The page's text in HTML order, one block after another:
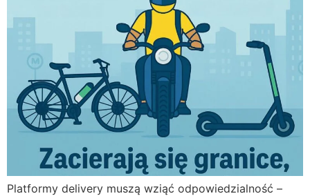
Platformy delivery muszą wziąć odpowiedzialność –